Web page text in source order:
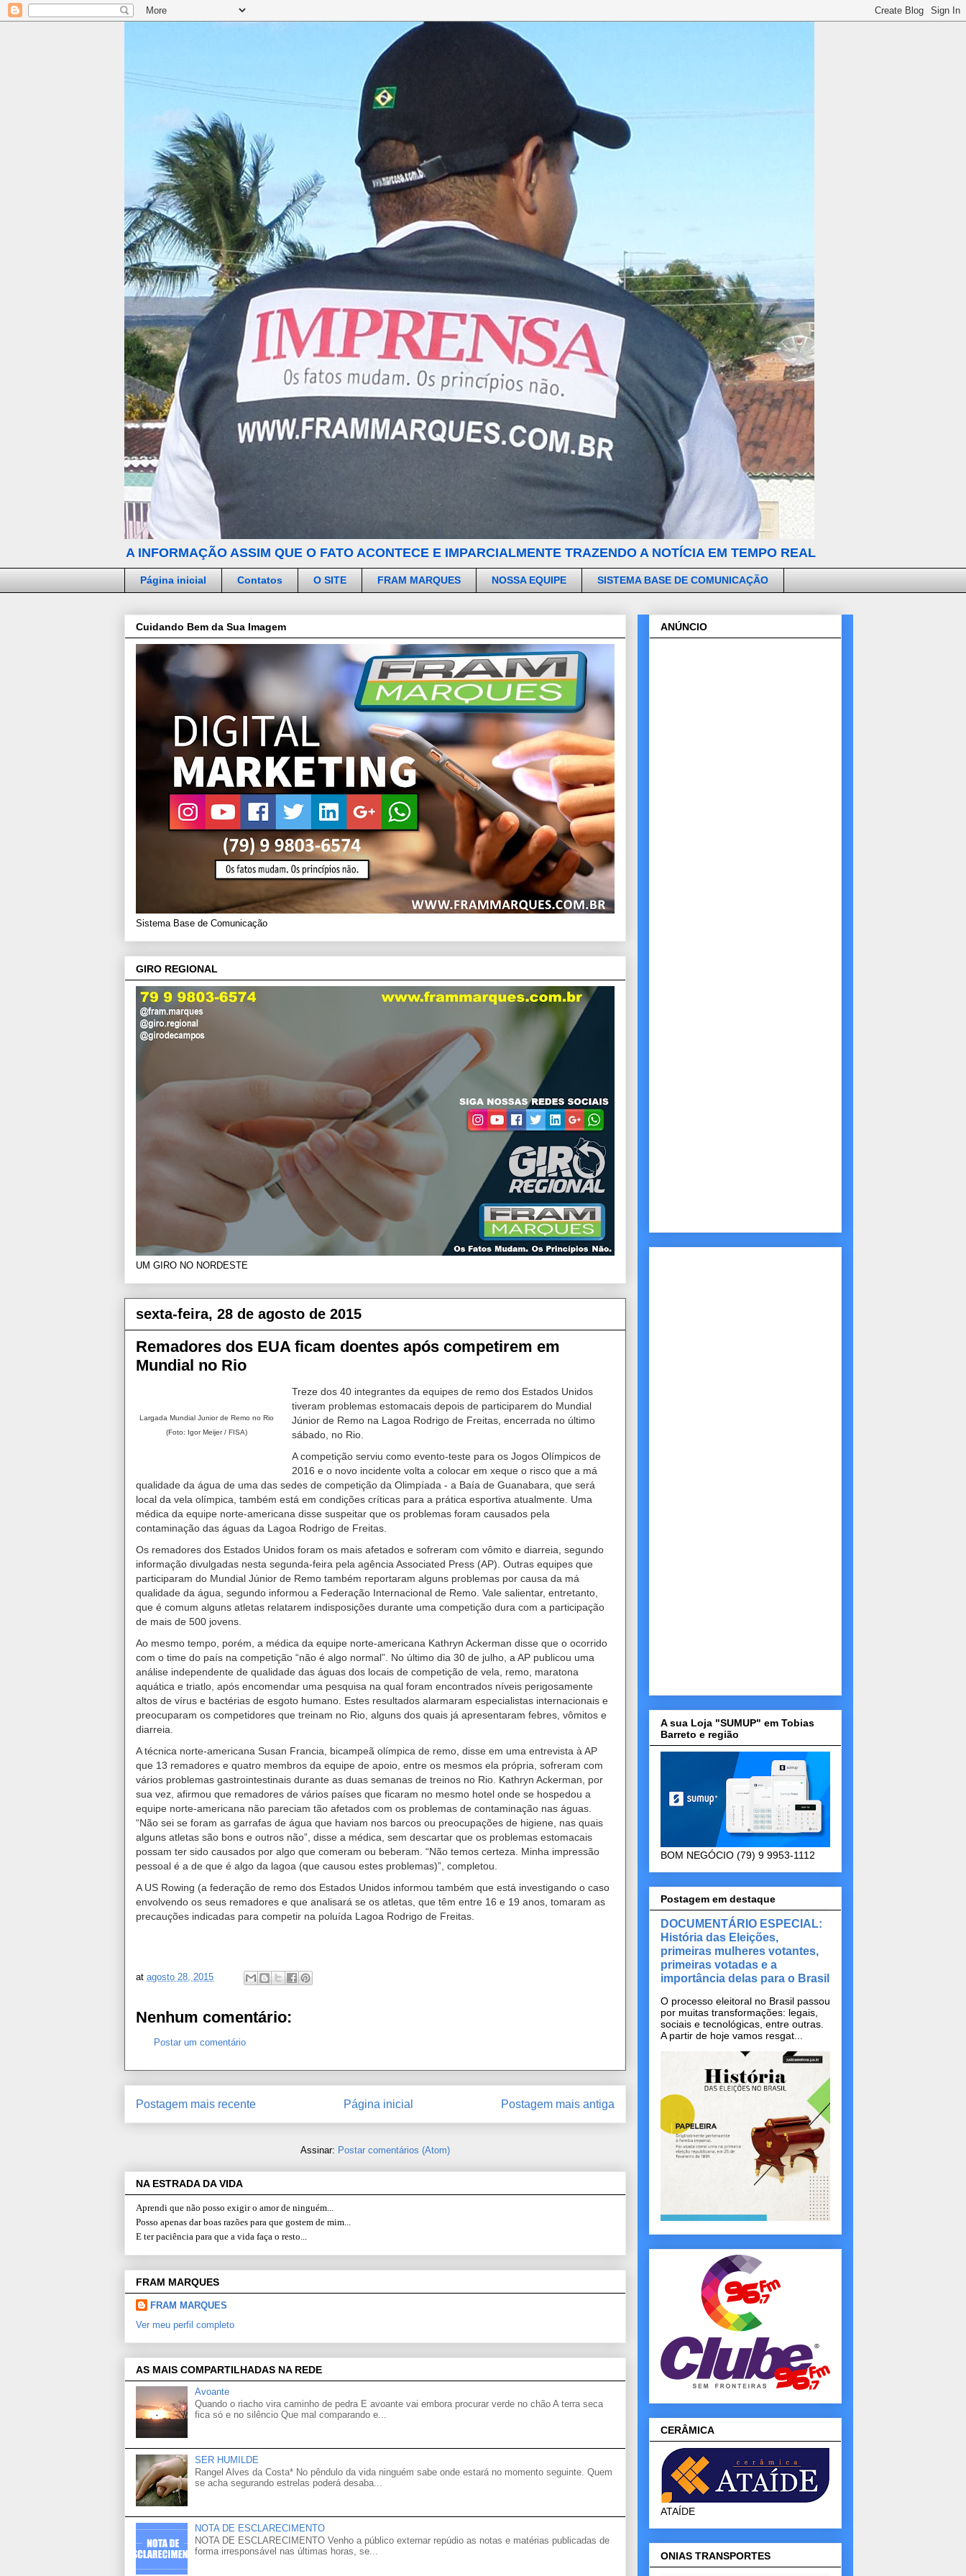
A INFORMAÇÃO ASSIM QUE O FATO ACONTECE E IMPARCIALMENTE TRAZENDO A NOTÍCIA EM TEMPO REAL
Página inicial Contatos O SITE FRAM MARQUES NOSSA EQUIPE SISTEMA BASE DE COMUNICAÇÃO
Cuidando Bem da Sua Imagem
Sistema Base de Comunicação
GIRO REGIONAL
UM GIRO NO NORDESTE
sexta-feira, 28 de agosto de 2015
Remadores dos EUA ficam doentes após competirem em
Mundial no Rio
Largada Mundial Junior de Remo no Rio
(Foto: Igor Meijer / FISA)
Treze dos 40 integrantes da equipes de remo dos Estados Unidos
tiveram problemas estomacais depois de participarem do Mundial
Júnior de Remo na Lagoa Rodrigo de Freitas, encerrada no último
sábado, no Rio.
A competição serviu como evento-teste para os Jogos Olímpicos de
2016 e o novo incidente volta a colocar em xeque o risco que a má
qualidade da água de uma das sedes de competição da Olimpíada - a Baía de Guanabara, que será
local da vela olímpica, também está em condições críticas para a prática esportiva atualmente. Uma
médica da equipe norte-americana disse suspeitar que os problemas foram causados pela
contaminação das águas da Lagoa Rodrigo de Freitas.
Os remadores dos Estados Unidos foram os mais afetados e sofreram com vômito e diarreia, segundo
informação divulgadas nesta segunda-feira pela agência Associated Press (AP). Outras equipes que
participaram do Mundial Júnior de Remo também reportaram alguns problemas por causa da má
qualidade da água, segundo informou a Federação Internacional de Remo. Vale salientar, entretanto,
que é comum alguns atletas relatarem indisposições durante uma competição dura com a participação
de mais de 500 jovens.
Ao mesmo tempo, porém, a médica da equipe norte-americana Kathryn Ackerman disse que o ocorrido
com o time do país na competição “não é algo normal”. No último dia 30 de julho, a AP publicou uma
análise independente de qualidade das águas dos locais de competição de vela, remo, maratona
aquática e triatlo, após encomendar uma pesquisa na qual foram encontrados níveis perigosamente
altos de vírus e bactérias de esgoto humano. Estes resultados alarmaram especialistas internacionais e
preocuparam os competidores que treinam no Rio, alguns dos quais já apresentaram febres, vômitos e
diarreia.
A técnica norte-americana Susan Francia, bicampeã olímpica de remo, disse em uma entrevista à AP
que 13 remadores e quatro membros da equipe de apoio, entre os mesmos ela própria, sofreram com
vários problemas gastrointestinais durante as duas semanas de treinos no Rio. Kathryn Ackerman, por
sua vez, afirmou que remadores de vários países que ficaram no mesmo hotel onde se hospedou a
equipe norte-americana não pareciam tão afetados com os problemas de contaminação nas águas.
“Não sei se foram as garrafas de água que haviam nos barcos ou preocupações de higiene, nas quais
alguns atletas são bons e outros não”, disse a médica, sem descartar que os problemas estomacais
possam ter sido causados por algo que comeram ou beberam. “Não temos certeza. Minha impressão
pessoal é a de que é algo da lagoa (que causou estes problemas)”, completou.
A US Rowing (a federação de remo dos Estados Unidos informou também que está investigando o caso
envolvendo os seus remadores e que analisará se os atletas, que têm entre 16 e 19 anos, tomaram as
precauções indicadas para competir na poluída Lagoa Rodrigo de Freitas.
at agosto 28, 2015
Nenhum comentário:
Postar um comentário
Postagem mais recente Postagem mais antiga
Página inicial
Assinar: Postar comentários (Atom)
NA ESTRADA DA VIDA
Aprendi que não posso exigir o amor de ninguém...
Posso apenas dar boas razões para que gostem de mim...
E ter paciência para que a vida faça o resto...
FRAM MARQUES
FRAM MARQUES
Ver meu perfil completo
AS MAIS COMPARTILHADAS NA REDE
Avoante
Quando o riacho vira caminho de pedra E avoante vai embora procurar verde no chão A terra seca
fica só e no silêncio Que mal comparando e...
SER HUMILDE
Rangel Alves da Costa* No pêndulo da vida ninguém sabe onde estará no momento seguinte. Quem
se acha segurando estrelas poderá desaba...
NOTA DE ESCLARECIMENTO
NOTA DE ESCLARECIMENTO Venho a público externar repúdio as notas e matérias publicadas de
forma irresponsável nas últimas horas, se...
ANÚNCIO
A sua Loja "SUMUP" em Tobias
Barreto e região
BOM NEGÓCIO (79) 9 9953-1112
Postagem em destaque
DOCUMENTÁRIO ESPECIAL:
História das Eleições,
primeiras mulheres votantes,
primeiras votadas e a
importância delas para o Brasil
O processo eleitoral no Brasil passou
por muitas transformações: legais,
sociais e tecnológicas, entre outras.
A partir de hoje vamos resgat...
CERÂMICA
ATAÍDE
ONIAS TRANSPORTES